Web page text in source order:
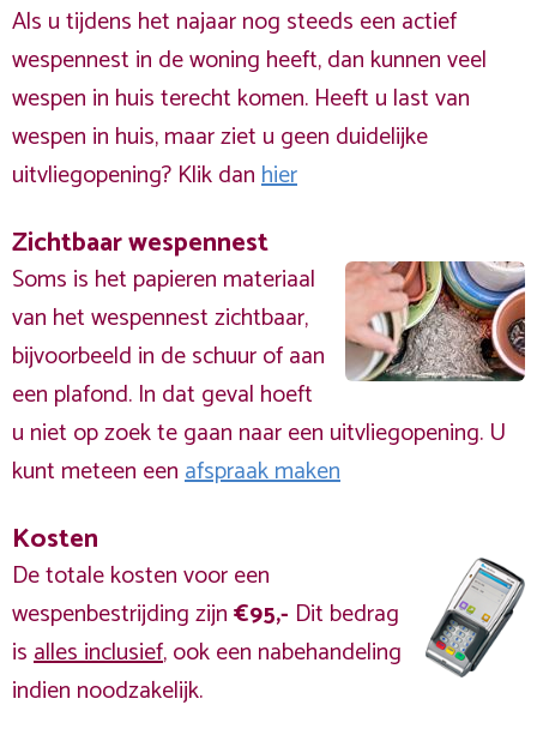
Als u tijdens het najaar nog steeds een actief
wespennest in de woning heeft, dan kunnen veel
wespen in huis terecht komen. Heeft u last van
wespen in huis, maar ziet u geen duidelijke
uitvliegopening? Klik danhier
Zichtbaar wespennest
Soms is het papieren materiaal
van het wespennest zichtbaar,
bijvoorbeeld in de schuur of aan
een plafond. In dat geval hoeft
u niet op zoek te gaan naar een uitvliegopening. U
kunt meteen eenafspraak maken
Kosten
De totale kosten voor een
wespenbestrijding zijn€95,- Dit bedrag
isalles inclusief, ook een nabehandeling
indien noodzakelijk.